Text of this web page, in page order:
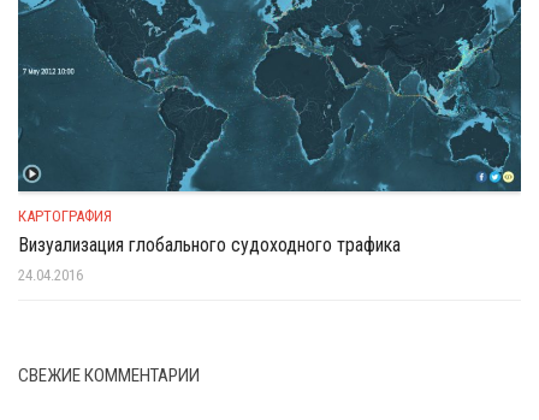
КАРТОГРАФИЯ
Визуализация глобального судоходного трафика
24.04.2016
СВЕЖИЕ КОММЕНТАРИИ